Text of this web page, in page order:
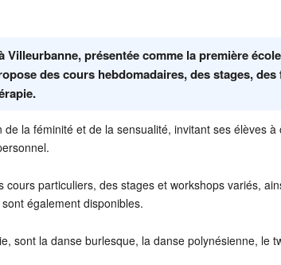
Villeurbanne, présentée comme la première
des cours hebdomadaires, des stages,
la féminité et de la sensualité, invitant ses élèves à
cours particuliers, des stages et workshops variés,
également disponibles.
sont la danse burlesque, la danse polynésienne, le